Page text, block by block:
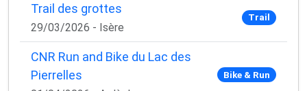
Trail des grottes
29/03/2026 - Isère
Trail
CNR Run and Bike du Lac des
Pierrelles
Bike & Run